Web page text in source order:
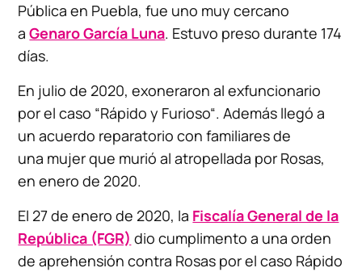
Pública en Puebla, fue uno muy cercano
aGenaro García Luna. Estuvo preso durante 174
días.
En julio de 2020, exoneraron al exfuncionario
por el caso “Rápido y Furioso“. Además llegó a
un acuerdo reparatorio con familiares de
una mujer que murió al atropellada por Rosas,
en enero de 2020.
El 27 de enero de 2020, la Fiscalía General de la
República (FGR) dio cumplimento a una orden
de aprehensión contra Rosas por el caso Rápido